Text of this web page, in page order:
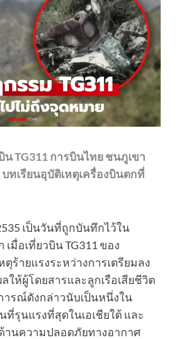
TG311 การบินไทย ชนภูเขา
บทเรียนอุบัติเหตุเครื่องบินตกที่
เป็นวันที่ถูกบันทึกไว้ใน
มื่อเที่ยวบิน TG311 ของ
ร้ายแรงระหว่างการเตรียมลง
ให้ผู้โดยสารและลูกเรือเสียชีวิต
ารณ์ดังกล่าวนับเป็นหนึ่งใน
รุนแรงที่สุดในเอเชียใต้ และ
านความปลอดภัยทางอากาศ